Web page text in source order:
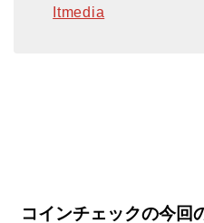
Itmedia
コインチェックの今回